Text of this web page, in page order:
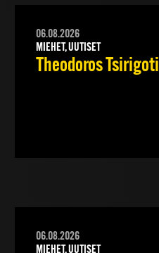
06.08.2026
MIEHET, UUTISET
Theodoros
06.08.2026
MIEHET, UUTISET